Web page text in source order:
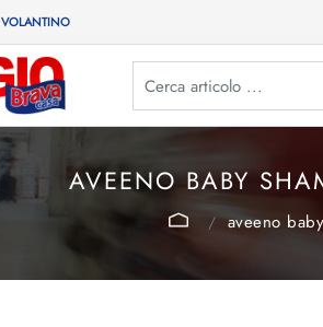
VOLANTINO
AVEENO BABY
aveeno